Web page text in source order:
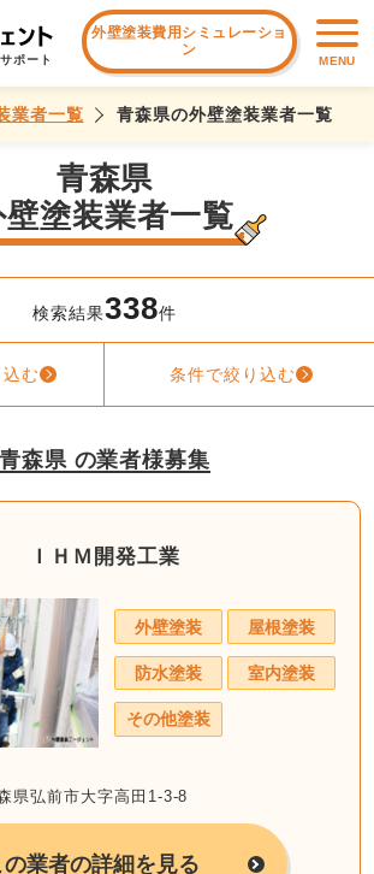
ポート
外壁塗装費用シミュレーショ
ン
MENU
業者一覧 青森県の外壁塗装業者一覧
青森県
壁塗装業者一覧
検索結果338件
込む 条件で絞り込む
青森県 の業者様募集
ＩＨＭ開発工業
外壁塗装 屋根塗装
防水塗装 室内塗装
その他塗装
弘前市大字高田1-3-8
の業者の詳細を見る